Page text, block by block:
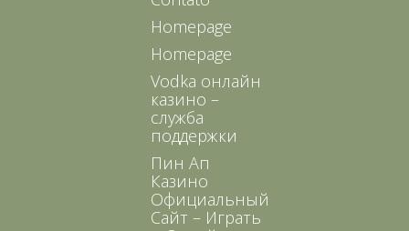
Homepage
Homepage
Vodka онлайн
казино –
служба
поддержки
Пин Ап
Казино
Официальный
Сайт – Играть